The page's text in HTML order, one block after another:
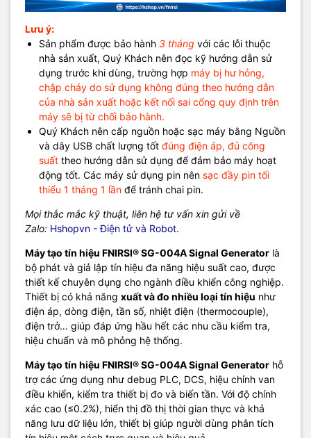
Lưu ý:
Sản phẩm được bảo hành 3 tháng với các lỗi thuộc
nhà sản xuất, Quý Khách nên đọc kỹ hướng dẫn sử
dụng trước khi dùng, trường hợp máy bị hư hỏng,
chập cháy do sử dụng không đúng theo hướng dẫn
của nhà sản xuất hoặc kết nối sai cổng quy định trên
máy sẽ bị từ chối bảo hành.
Quý Khách nên cấp nguồn hoặc sạc máy bằng Nguồn
và dây USB chất lượng tốt đúng điện áp, đủ công
suất theo hướng dẫn sử dụng để đảm bảo máy hoạt
động tốt. Các máy sử dụng pin nên sạc đầy pin tối
thiểu 1 tháng 1 lần để tránh chai pin.
Mọi thắc mắc kỹ thuật, liên hệ tư vấn xin gửi về
Zalo: Hshopvn - Điện tử và Robot.
Máy tạo tín hiệu FNIRSI® SG-004A Signal Generator là
bộ phát và giả lập tín hiệu đa năng hiệu suất cao, được
thiết kế chuyên dụng cho ngành điều khiển công nghiệp.
Thiết bị có khả năng xuất và đo nhiều loại tín hiệu như
điện áp, dòng điện, tần số, nhiệt điện (thermocouple),
điện trở… giúp đáp ứng hầu hết các nhu cầu kiểm tra,
hiệu chuẩn và mô phỏng hệ thống.
Máy tạo tín hiệu FNIRSI® SG-004A Signal Generator hỗ
trợ các ứng dụng như debug PLC, DCS, hiệu chỉnh van
điều khiển, kiểm tra thiết bị đo và biến tần. Với độ chính
xác cao (≤0.2%), hiển thị đồ thị thời gian thực và khả
năng lưu dữ liệu lớn, thiết bị giúp người dùng phân tích
Chế độ lập trình tự động (tăng/giảm/chu kỳ)
Preset cấu hình nhanh
Nâng cấp firmware dạng USB (giả lập USB Disk)
Cấp nguồn loop 24V độc lập
Ứng dụng
Debug hệ thống PLC / DCS
Hiệu chuẩn thiết bị đo công nghiệp
Kiểm tra và mô phỏng tín hiệu cảm biến
Điều chỉnh van, biến tần
Bảo trì hệ thống tự động hóa
TRANG CHỦ NHÀ SẢN XUẤT VÀ HƯỚNG DẪN SỬ DỤNG.
Bộ sản phẩm bao gồm: